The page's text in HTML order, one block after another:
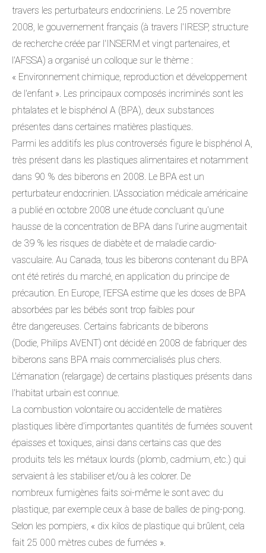
travers les perturbateurs endocriniens. Le 25 novembre
2008, le gouvernement français (à travers l'IRESP, structure
de recherche créée par l'INSERM et vingt partenaires, et
l'AFSSA) a organisé un colloque sur le thème :
« Environnement chimique, reproduction et développement
de l'enfant ». Les principaux composés incriminés sont les
phtalates et le bisphénol A (BPA), deux substances
présentes dans certaines matières plastiques.
Parmi les additifs les plus controversés figure le bisphénol A,
très présent dans les plastiques alimentaires et notamment
dans 90 % des biberons en 2008. Le BPA est un
perturbateur endocrinien. L'Association médicale américaine
a publié en octobre 2008 une étude concluant qu'une
hausse de la concentration de BPA dans l'urine augmentait
de 39 % les risques de diabète et de maladie cardio-
vasculaire. Au Canada, tous les biberons contenant du BPA
ont été retirés du marché, en application du principe de
précaution. En Europe, l'EFSA estime que les doses de BPA
absorbées par les bébés sont trop faibles pour
être dangereuses. Certains fabricants de biberons
(Dodie, Philips AVENT) ont décidé en 2008 de fabriquer des
biberons sans BPA mais commercialisés plus chers.
L'émanation (relargage) de certains plastiques présents dans
l'habitat urbain est connue.
La combustion volontaire ou accidentelle de matières
plastiques libère d'importantes quantités de fumées souvent
épaisses et toxiques, ainsi dans certains cas que des
produits tels les métaux lourds (plomb, cadmium, etc.) qui
servaient à les stabiliser et/ou à les colorer. De
nombreux fumigènes faits soi-même le sont avec du
plastique, par exemple ceux à base de balles de ping-pong.
Selon les pompiers, « dix kilos de plastique qui brûlent, cela
fait 25 000 mètres cubes de fumées ».